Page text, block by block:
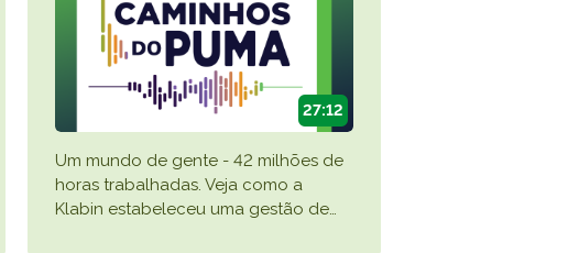
27:12
Um mundo de gente - 42 milhões de
horas trabalhadas. Veja como a
Klabin estabeleceu uma gestão de…